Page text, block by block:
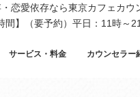
恋愛依存なら東京カフェカウ
間】（要予約）平日：11時
サービス・料金 カウンセラー